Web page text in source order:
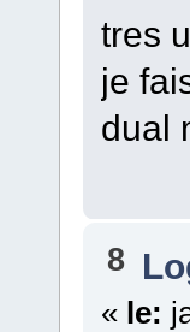
tres
je
dual
8
« le: